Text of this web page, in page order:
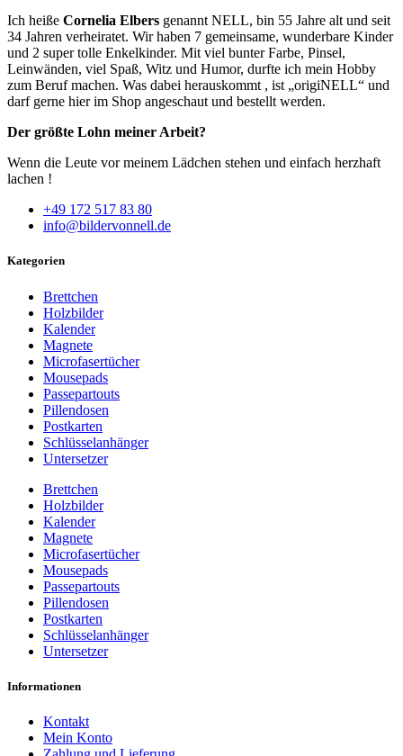
Ich heiße Cornelia Elbers genannt NELL, bin 55 Jahre alt und seit
34 Jahren verheiratet. Wir haben 7 gemeinsame, wunderbare Kinder
und 2 super tolle Enkelkinder. Mit viel bunter Farbe, Pinsel,
Leinwänden, viel Spaß, Witz und Humor, durfte ich mein Hobby
zum Beruf machen. Was dabei herauskommt , ist „origiNELL“ und
darf gerne hier im Shop angeschaut und bestellt werden.
Der größte Lohn meiner Arbeit?
Wenn die Leute vor meinem Lädchen stehen und einfach herzhaft
lachen !
+49 172 517 83 80
info@bildervonnell.de
Kategorien
Brettchen
Holzbilder
Kalender
Magnete
Microfasertücher
Mousepads
Passepartouts
Pillendosen
Postkarten
Schlüsselanhänger
Untersetzer
Brettchen
Holzbilder
Kalender
Magnete
Microfasertücher
Mousepads
Passepartouts
Pillendosen
Postkarten
Schlüsselanhänger
Untersetzer
Informationen
Kontakt
Mein Konto